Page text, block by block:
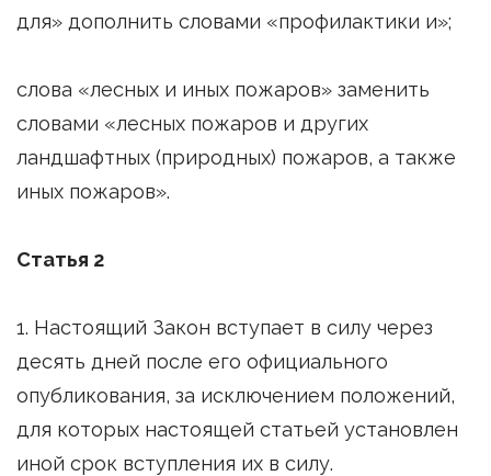
для» дополнить словами «профилактики и»;
слова «лесных и иных пожаров» заменить
словами «лесных пожаров и других
ландшафтных (природных) пожаров, а также
иных пожаров».
Статья 2
1. Настоящий Закон вступает в силу через
десять дней после его официального
опубликования, за исключением положений,
для которых настоящей статьей установлен
иной срок вступления их в силу.